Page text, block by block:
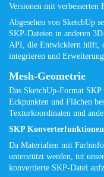
Versionen mit verbesserten
Abgesehen von SketchUp
SKP-Dateien in anderen
API, die Entwicklern hilft,
integrieren und
Mesh-Geometrie
Das SketchUp-Format
Eckpunkten und Flächen
Texturkoordinaten und
SKP Konverterfunktionen
Da Materialien mit
unterstützt werden, tut
konvertierte SKP-Datei